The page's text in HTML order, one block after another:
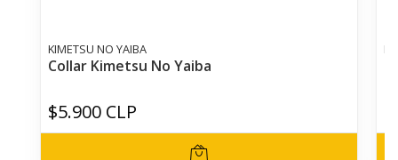
KIMETSU NO YAIBA
Collar Kimetsu No Yaiba
$5.900 CLP